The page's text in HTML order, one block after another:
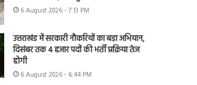
6 August 2026 - 7:13 PM
उत्तराखंड में सरकारी नौकरियों का बड़ा अभियान,
दिसंबर तक 4 हजार पदों की भर्ती प्रक्रिया तेज
होगी
6 August 2026 - 6:44 PM